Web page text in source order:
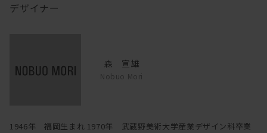
デザイナー
森 宣雄
Nobuo Mori
1946年 福岡生まれ 1970年 武蔵野美術大学産業デザイン科卒業